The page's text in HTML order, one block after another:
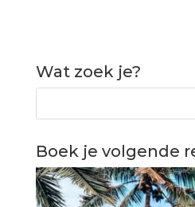
Wat zoek je?
Boek je volgende